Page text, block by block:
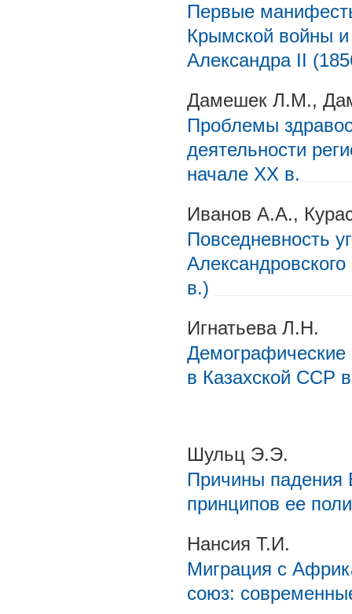
Первые
Крымской войны
Александра II
Дамешек Л.М.,
Проблемы
деятельности
начале XX в.
Иванов А.А.,
Повседневность
в.)
Игнатьева Л.Н.
Демографические
в Казахской ССР в
Шульц Э.Э.
Причины падения
принципов ее
Нансия Т.И.
Миграция с
союз: